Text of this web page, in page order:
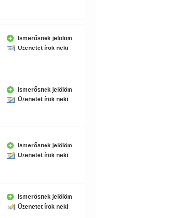
Ismerősnek jelölöm
Üzenetet írok neki
Ismerősnek jelölöm
Üzenetet írok neki
Ismerősnek jelölöm
Üzenetet írok neki
Ismerősnek jelölöm
Üzenetet írok neki